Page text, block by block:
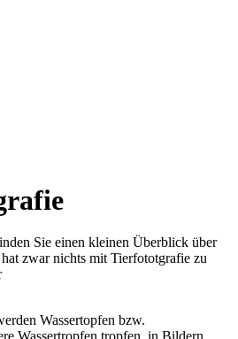
Sie einen kleinen Überblick über
zwar nichts mit Tierfototgrafie zu
Wassertopfen bzw.
Wassertropfen tropfen, in Bildern